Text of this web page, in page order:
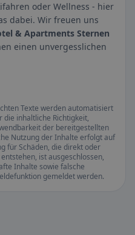
oder Wellness - hier
dabei. Wir freuen uns
& Apartments Sternen
einen unvergesslichen
Texte werden automatisiert
die inhaltliche Richtigkeit,
der bereitgestellten
Nutzung der Inhalte erfolgt auf
für Schäden, die direkt oder
ist ausgeschlossen,
Inhalte sowie falsche
gemeldet werden.